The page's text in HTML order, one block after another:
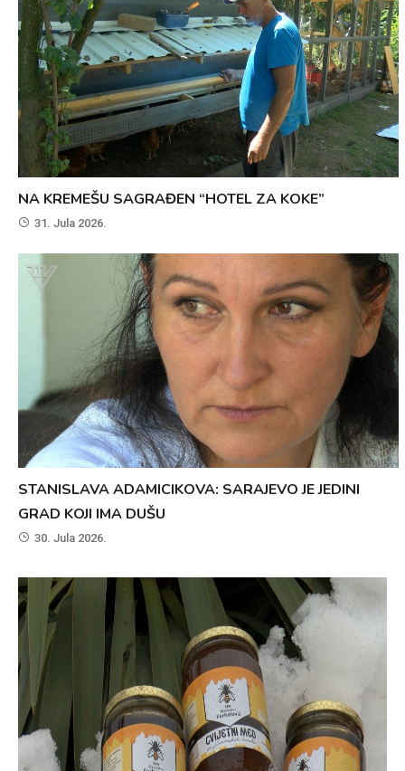
NA KREMEŠU SAGRAĐEN “HOTEL ZA KOKE”
31. Jula 2026.
STANISLAVA ADAMICIKOVA: SARAJEVO JE JEDINI
GRAD KOJI IMA DUŠU
30. Jula 2026.